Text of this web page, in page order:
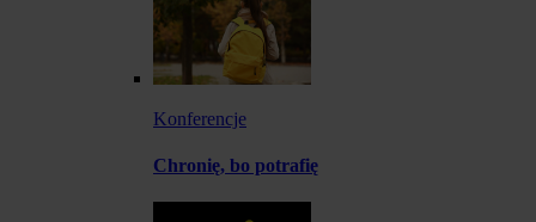
Konferencje
Chronię, bo potrafię